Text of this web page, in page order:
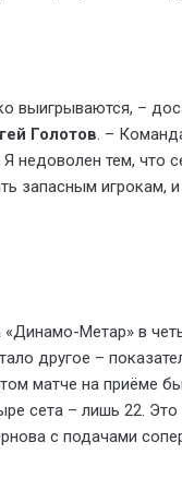
выигрываются, –
Голотов. –
тем, что
запасным игрокам,
Метар» в
другое –
матче на приёме
сета – лишь 22.
с подачами